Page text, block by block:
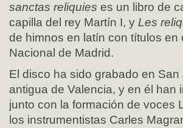
sanctas reliquies es un libro de
capilla del rey Martín I, y Les
de himnos en latín con títulos
Nacional de Madrid.
El disco ha sido grabado en
antigua de Valencia, y en él
junto con la formación de voces
los instrumentistas Carles